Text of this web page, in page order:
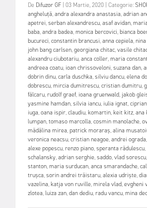
De Difuzor GF | 03 Martie, 2020 | Categorie:
angheluță,andra alexandra anastasia,adrian
apetrei,serban alexandrescu,asaf avidan,
baba,andra badea,monica bercovici,bianca
bucureci,constantin brancusi,anna cepiela,
john bang carlsen,georgiana chitac,vasile
alexandru ciubotariu,anca coller,maria
andreea coatu, ioan chrissoveloni,suzana dan,
dobrin dinu,carla duschka,silviu dancu,elena
dobrescu,mircia dumitrescu,cristian dumitru,
fălcaru,rudolf graef, ioana gruenwald, jakob
yasmine hamdan,silvia iancu, iulia ignat,
iuga,oana ispir,claudiu,komartin,keit kitz,ana
lumpan,tomaso marcolla,cosmin manolache,
mădălina mirea,patrick moraraș,alina
veronica neacsu,cristian neagoe,andrei ograda,
alexe popescu,renzo piano,speranta rădulescu,
schalansky,adrian serghie,saddo,vlad sorescu,
stanton,maria surducan,anca smarandache,
trușca,sorin andrei trăistaru,alexia udriște,
vazelina,katja von ruville,mirela vlad,evgheni
zlotea,luiza zan,dan dediu,radu vancu,mina